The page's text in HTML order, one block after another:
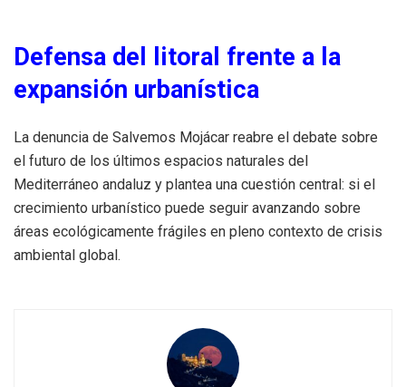
Defensa del litoral frente a la
expansión urbanística
La denuncia de Salvemos Mojácar reabre el debate sobre
el futuro de los últimos espacios naturales del
Mediterráneo andaluz y plantea una cuestión central: si el
crecimiento urbanístico puede seguir avanzando sobre
áreas ecológicamente frágiles en pleno contexto de crisis
ambiental global.